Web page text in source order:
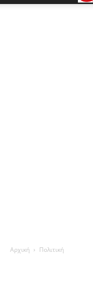
Αρχική Πολιτική